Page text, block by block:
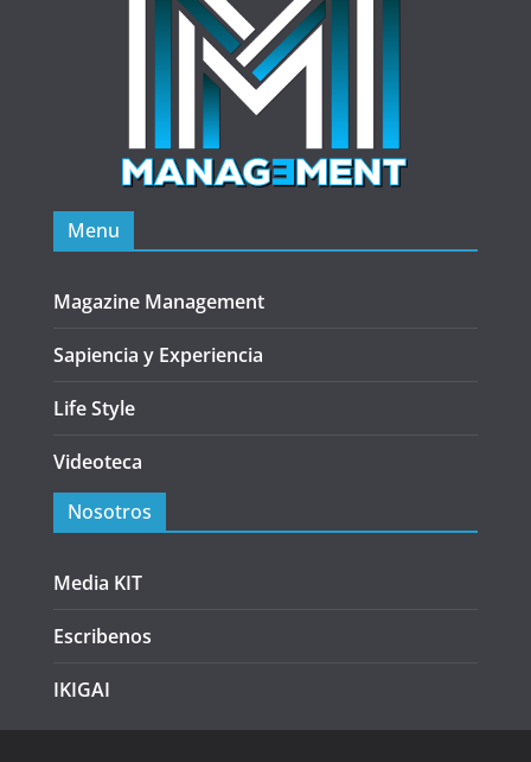
Menu
Magazine Management
Sapiencia y Experiencia
Life Style
Videoteca
Nosotros
Media KIT
Escribenos
IKIGAI